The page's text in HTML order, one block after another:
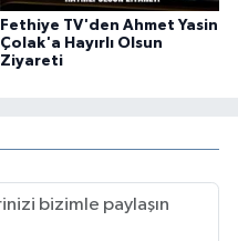
Fethiye TV'den Ahmet Yasin
Çolak'a Hayırlı Olsun
Ziyareti